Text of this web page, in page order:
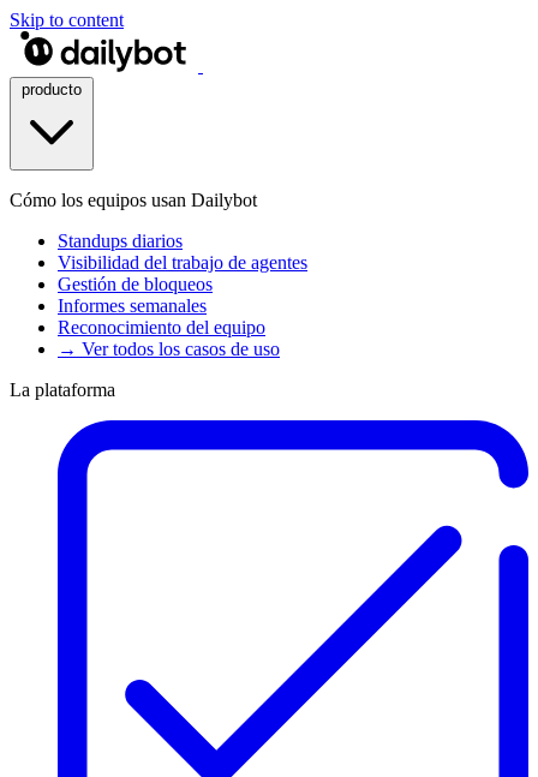
Skip to content
Cómo los equipos usan Dailybot
Standups diarios
Visibilidad del trabajo de agentes
Gestión de bloqueos
Informes semanales
Reconocimiento del equipo
→ Ver todos los casos de uso
La plataforma